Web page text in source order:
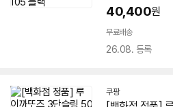
40,400원
무료배송
26.08. 등록
쿠팡